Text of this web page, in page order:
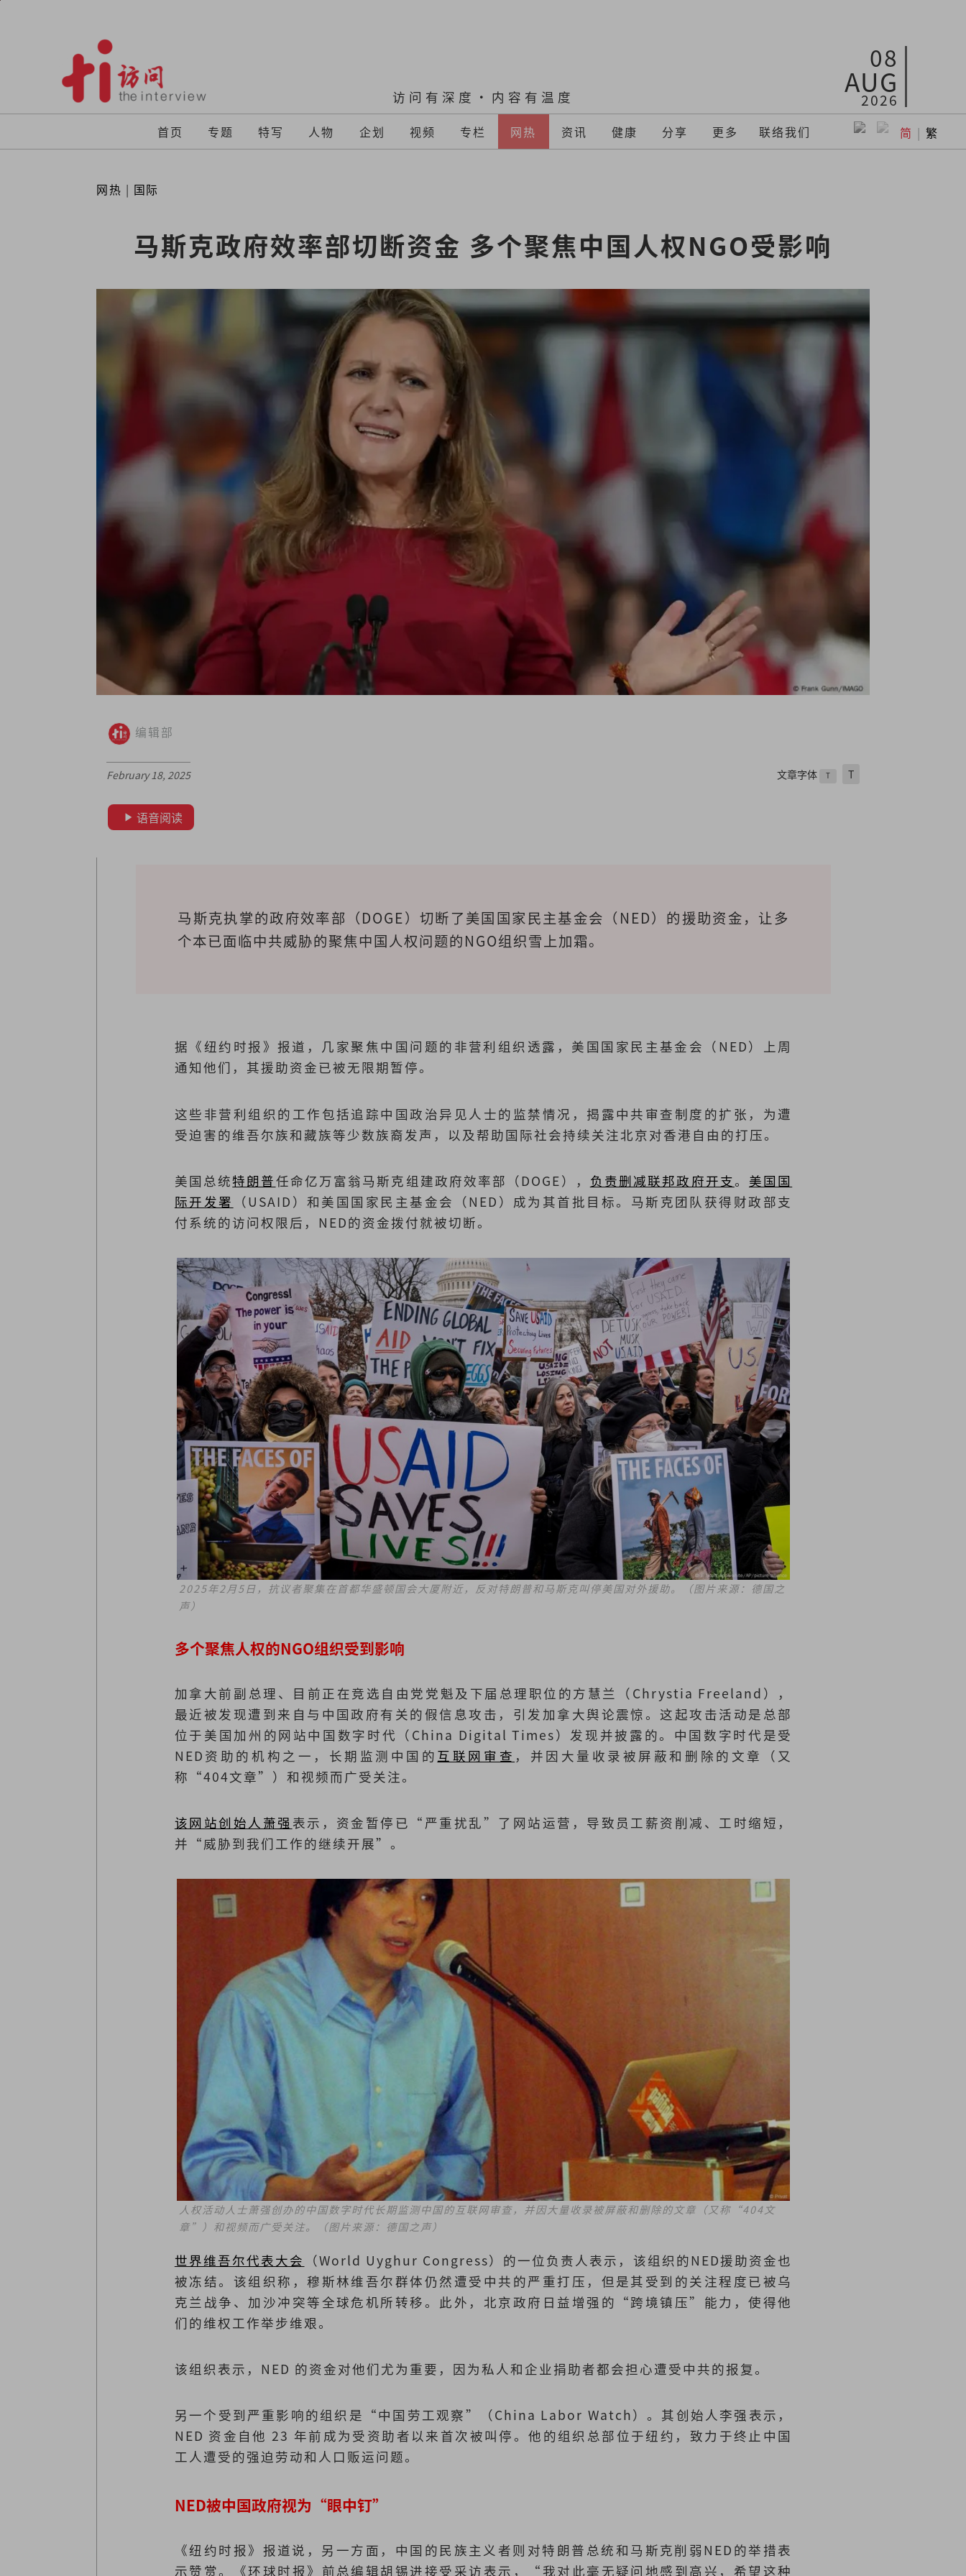
访问有深度·内容有温度
08
AUG
2026
首页 专题 特写 人物 企划 视频 专栏 网热 资讯 健康 分享 更多 联络我们 简 | 繁
网热 | 国际
马斯克政府效率部切断资金 多个聚焦中国人权NGO受影响
编辑部
February 18, 2025 文章字体 T T
语音阅读
马斯克执掌的政府效率部（DOGE）切断了美国国家民主基金会（NED）的援助资金，让多
个本已面临中共威胁的聚焦中国人权问题的NGO组织雪上加霜。
据《纽约时报》报道，几家聚焦中国问题的非营利组织透露，美国国家民主基金会（NED）上周
通知他们，其援助资金已被无限期暂停。
这些非营利组织的工作包括追踪中国政治异见人士的监禁情况，揭露中共审查制度的扩张，为遭
受迫害的维吾尔族和藏族等少数族裔发声，以及帮助国际社会持续关注北京对香港自由的打压。
美国总统特朗普任命亿万富翁马斯克组建政府效率部（DOGE）， 负责删减联邦政府开支。 美国国
际开发署
（USAID）和美国国家民主基金会（NED）成为其首批目标。马斯克团队获得财政部支
付系统的访问权限后，NED的资金拨付就被切断。
2025年2月5日，抗议者聚集在首都华盛顿国会大厦附近，反对特朗普和马斯克叫停美国对外援助。（图片来源：德国之
声）
多个聚焦人权的NGO组织受到影响
加拿大前副总理、目前正在竞选自由党党魁及下届总理职位的方慧兰（Chrystia Freeland），
最近被发现遭到来自与中国政府有关的假信息攻击，引发加拿大舆论震惊。这起攻击活动是总部
位于美国加州的网站中国数字时代（China Digital Times）发现并披露的。中国数字时代是受
NED资助的机构之一，长期监测中国的 互联网审查 ，并因大量收录被屏蔽和删除的文章（又
称“404文章”）和视频而广受关注。
该网站创始人萧强 表示，资金暂停已“严重扰乱”了网站运营，导致员工薪资削减、工时缩短，
并“威胁到我们工作的继续开展”。
人权活动人士萧强创办的中国数字时代长期监测中国的互联网审查，并因大量收录被屏蔽和删除的文章（又称“404文
章”）和视频而广受关注。（图片来源：德国之声）
世界维吾尔代表大会
（World Uyghur Congress）的一位负责人表示，该组织的NED援助资金也
被冻结。该组织称，穆斯林维吾尔群体仍然遭受中共的严重打压，但是其受到的关注程度已被乌
克兰战争、加沙冲突等全球危机所转移。此外，北京政府日益增强的“跨境镇压”能力，使得他
们的维权工作举步维艰。
该组织表示，NED 的资金对他们尤为重要，因为私人和企业捐助者都会担心遭受中共的报复。
另一个受到严重影响的组织是“中国劳工观察”（China Labor Watch）。其创始人李强表示，
NED 资金自他 23 年前成为受资助者以来首次被叫停。他的组织总部位于纽约，致力于终止中国
工人遭受的强迫劳动和人口贩运问题。
NED被中国政府视为“眼中钉”
《纽约时报》报道说，另一方面，中国的民族主义者则对特朗普总统和马斯克削弱NED的举措表
示赞赏。《环球时报》前总编辑胡锡进接受采访表示，“我对此毫无疑问地感到高兴，希望这种